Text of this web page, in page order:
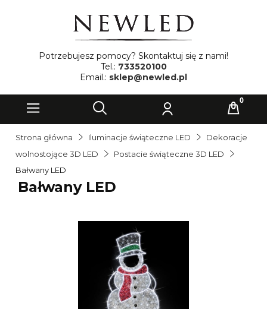
Potrzebujesz pomocy? Skontaktuj się z nami!
Tel.: 733520100
Email.: sklep@newled.pl
Strona główna Iluminacje świąteczne LED
Dekoracje
wolnostojące 3D LED
Postacie świąteczne 3D LED
Bałwany LED
Bałwany LED